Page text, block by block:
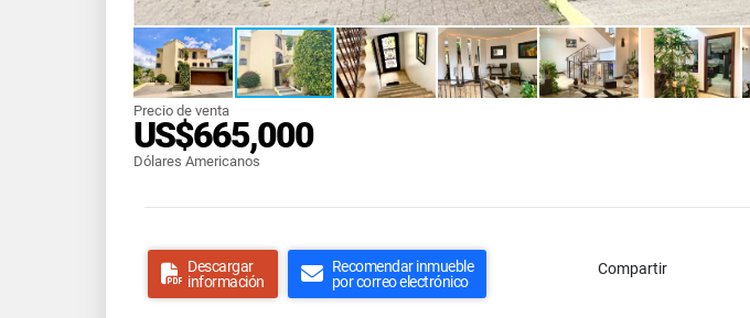
Precio de venta
US$665,000
Dólares Americanos
Descargar
información
Recomendar inmueble
por correo electrónico
Compartir